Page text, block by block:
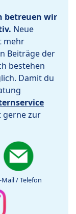
betreuen wir
Neue
mehr
Beiträge der
bestehen
Damit du
gerne zur
Mail / Telefon